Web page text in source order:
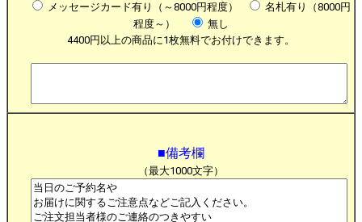
メッセージカード有り（～8000円程度）
名札有り（8000円
程度～）
無し
4400円以上の商品に1枚無料でお付けできます。
■備考欄
（最大1000文字）